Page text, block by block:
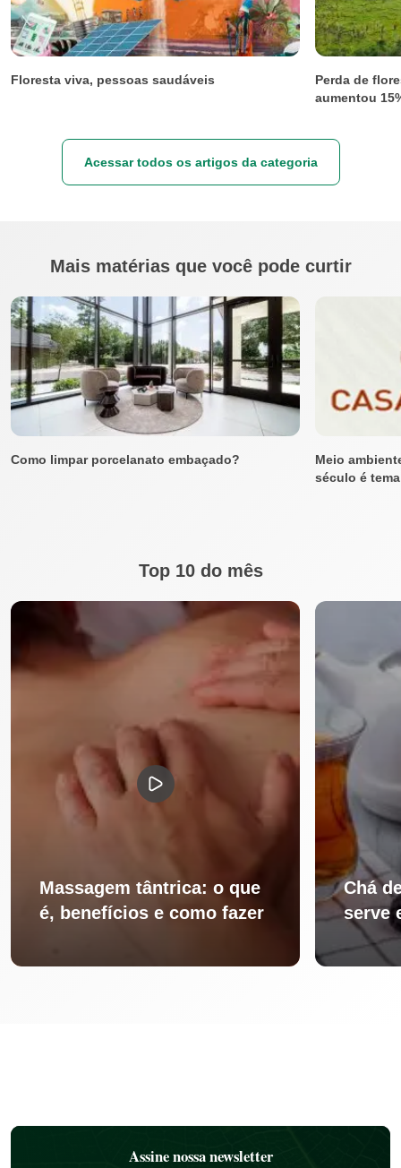
Floresta viva, pessoas saudáveis
Perda de
aumentou
Acessar todos os artigos da categoria
Mais matérias que você pode curtir
Como limpar porcelanato embaçado?
Meio
século é
Top 10 do mês
Massagem tântrica: o que
é, benefícios e como fazer
Chá
serve
Assine nossa newsletter